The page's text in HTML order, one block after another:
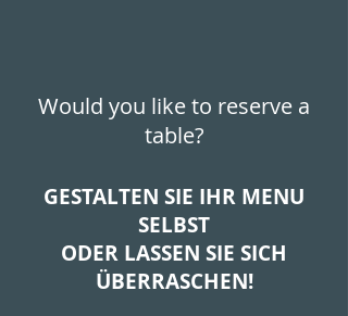
Would you like to reserve a
table?
GESTALTEN SIE IHR MENU
SELBST
ODER LASSEN SIE SICH
ÜBERRASCHEN!